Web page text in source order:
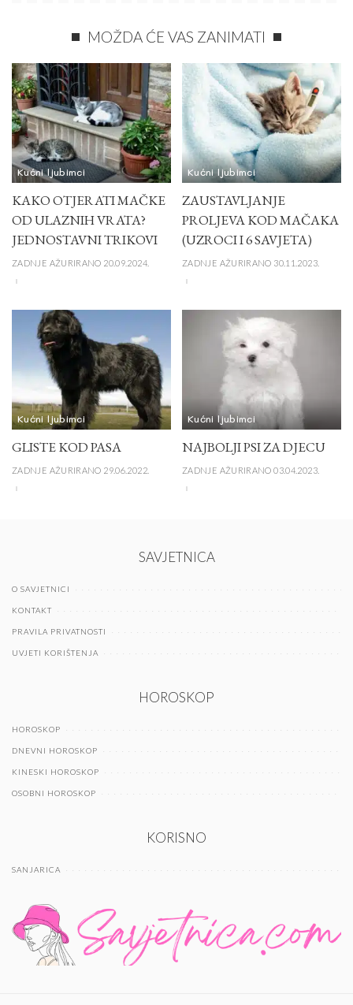
MOŽDA ĆE VAS ZANIMATI
Kućni ljubimci
KAKO OTJERATI MAČKE
OD ULAZNIH VRATA?
JEDNOSTAVNI TRIKOVI
ZADNJE AŽURIRANO 20.09.2024.
Kućni ljubimci
ZAUSTAVLJANJE
PROLJEVA KOD MAČAKA
(UZROCI I 6 SAVJETA)
ZADNJE AŽURIRANO 30.11.2023.
Kućni ljubimci
GLISTE KOD PASA
ZADNJE AŽURIRANO 29.06.2022.
Kućni ljubimci
NAJBOLJI PSI ZA DJECU
ZADNJE AŽURIRANO 03.04.2023.
SAVJETNICA
O SAVJETNICI
KONTAKT
PRAVILA PRIVATNOSTI
UVJETI KORIŠTENJA
HOROSKOP
HOROSKOP
DNEVNI HOROSKOP
KINESKI HOROSKOP
OSOBNI HOROSKOP
KORISNO
SANJARICA